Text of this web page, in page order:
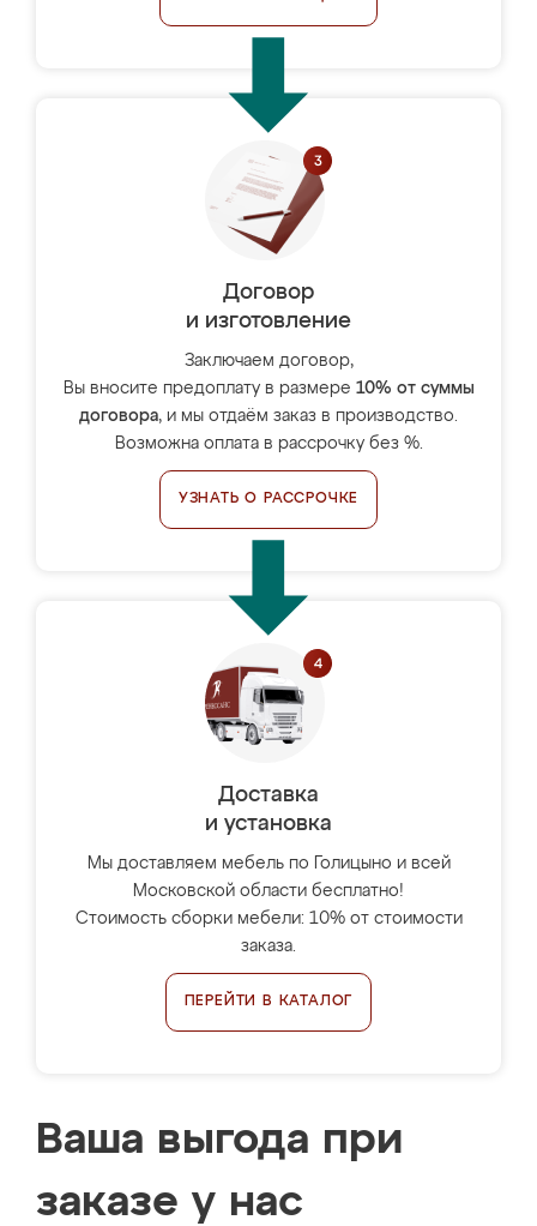
Договор
и изготовление
Заключаем договор,
Вы вносите предоплату в размере 10% от суммы
договора, и мы отдаём заказ в производство.
Возможна оплата в рассрочку без %.
УЗНАТЬ О РАССРОЧКЕ
Доставка
и установка
Мы доставляем мебель по Голицыно и всей
Московской области бесплатно!
Стоимость сборки мебели: 10% от стоимости
заказа.
ПЕРЕЙТИ В КАТАЛОГ
Ваша выгода при
заказе у нас